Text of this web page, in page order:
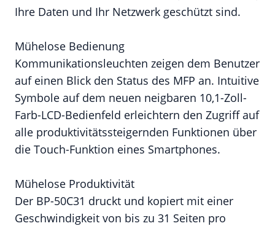
Ihre Daten und Ihr Netzwerk geschützt sind.
Mühelose Bedienung
Kommunikationsleuchten zeigen dem Benutzer
auf einen Blick den Status des MFP an. Intuitive
Symbole auf dem neuen neigbaren 10,1-Zoll-
Farb-LCD-Bedienfeld erleichtern den Zugriff auf
alle produktivitätssteigernden Funktionen über
die Touch-Funktion eines Smartphones.
Mühelose Produktivität
Der BP-50C31 druckt und kopiert mit einer
Geschwindigkeit von bis zu 31 Seiten pro